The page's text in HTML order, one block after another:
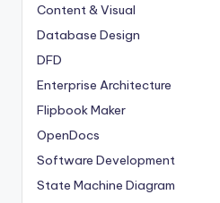
Content & Visual
Database Design
DFD
Enterprise Architecture
Flipbook Maker
OpenDocs
Software Development
State Machine Diagram